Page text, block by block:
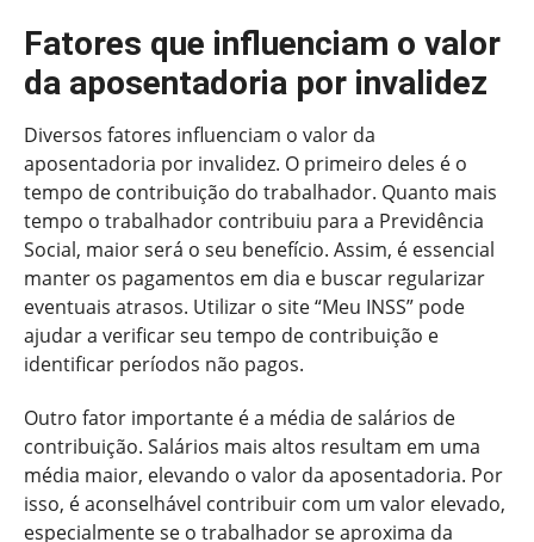
Fatores que influenciam o valor
da aposentadoria por invalidez
Diversos fatores influenciam o valor da
aposentadoria por invalidez. O primeiro deles é o
tempo de contribuição do trabalhador. Quanto mais
tempo o trabalhador contribuiu para a Previdência
Social, maior será o seu benefício. Assim, é essencial
manter os pagamentos em dia e buscar regularizar
eventuais atrasos. Utilizar o site “Meu INSS” pode
ajudar a verificar seu tempo de contribuição e
identificar períodos não pagos.
Outro fator importante é a média de salários de
contribuição. Salários mais altos resultam em uma
média maior, elevando o valor da aposentadoria. Por
isso, é aconselhável contribuir com um valor elevado,
especialmente se o trabalhador se aproxima da